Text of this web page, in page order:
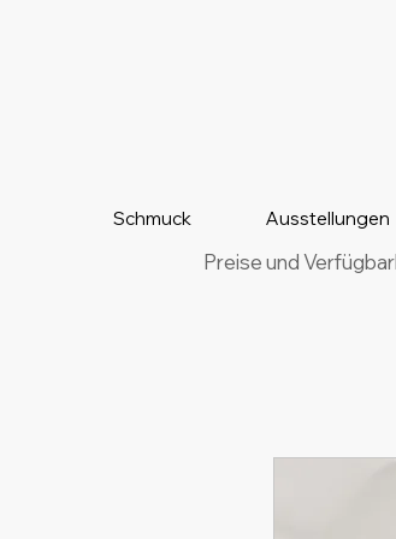
Schmuck Ausstellungen
Preise und